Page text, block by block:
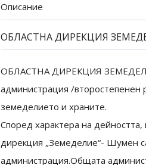
Описание
ОБЛАСТНА ДИРЕКЦИЯ
ОБЛАСТНА ДИРЕКЦИЯ
администрация /
земеделието и храните.
Според характера на
дирекция „Земеделие“- Шумен
администрация.Общата